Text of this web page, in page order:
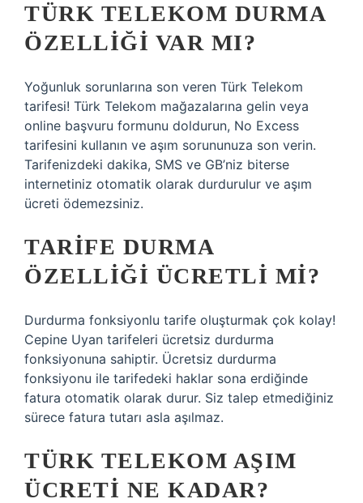
TÜRK TELEKOM DURMA
ÖZELLIĞI VAR MI?
Yoğunluk sorunlarına son veren Türk Telekom
tarifesi! Türk Telekom mağazalarına gelin veya
online başvuru formunu doldurun, No Excess
tarifesini kullanın ve aşım sorununuza son verin.
Tarifenizdeki dakika, SMS ve GB’niz biterse
internetiniz otomatik olarak durdurulur ve aşım
ücreti ödemezsiniz.
TARIFE DURMA
ÖZELLIĞI ÜCRETLI MI?
Durdurma fonksiyonlu tarife oluşturmak çok kolay!
Cepine Uyan tarifeleri ücretsiz durdurma
fonksiyonuna sahiptir. Ücretsiz durdurma
fonksiyonu ile tarifedeki haklar sona erdiğinde
fatura otomatik olarak durur. Siz talep etmediğiniz
sürece fatura tutarı asla aşılmaz.
TÜRK TELEKOM AŞIM
ÜCRETI NE KADAR?